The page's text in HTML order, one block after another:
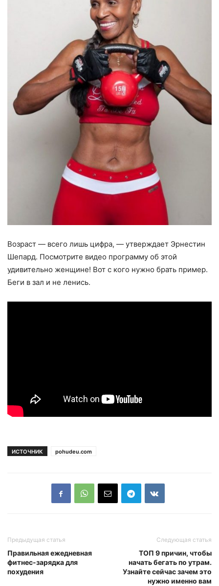
Возраст — всего лишь цифра, — утверждает Эрнестин
Шепард. Посмотрите видео программу об этой
удивительно женщине! Вот с кого нужно брать пример.
Беги в зал и не ленись.
ИСТОЧНИК pohudeu.com
Предыдущая статья
Правильная ежедневная
фитнес-зарядка для
похудения
Следующая статья
ТОП 9 причин, чтобы
начать бегать по утрам.
Узнайте сейчас зачем это
нужно именно вам